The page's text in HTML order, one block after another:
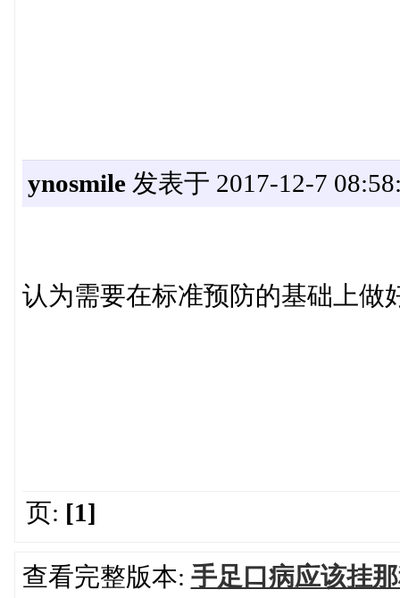
ynosmile发表于 2017-12-7
认为需要在标准预防的基础上做
页: [1]
查看完整版本: 手足口病应该挂